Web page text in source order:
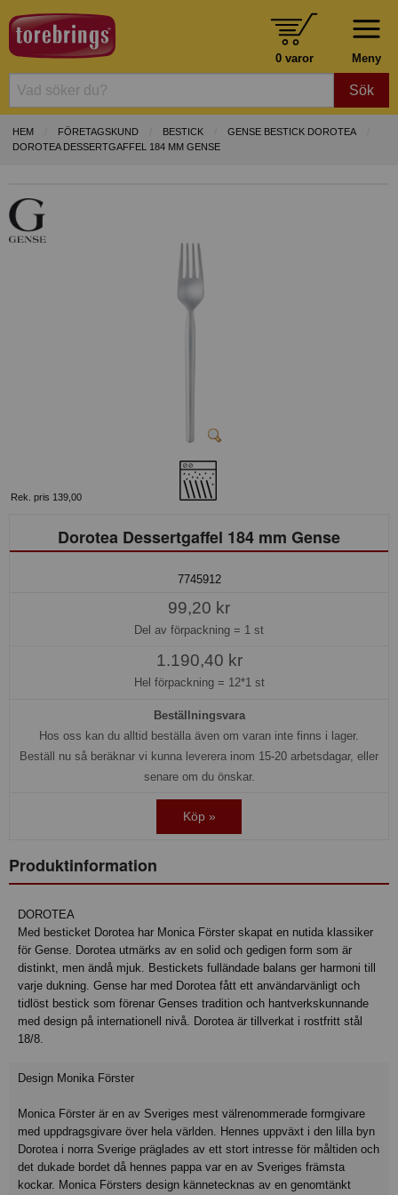
Meny
0 varor
Sök
HEM FÖRETAGSKUND BESTICK
GENSE BESTICK DOROTEA
DOROTEA DESSERTGAFFEL 184 MM GENSE
Rek. pris 139,00
Dorotea Dessertgaffel 184 mm Gense
7745912
99,20 kr
Del av förpackning = 1 st
1.190,40 kr
Hel förpackning = 12*1 st
Beställningsvara
Hos oss kan du alltid beställa även om varan inte finns i lager.
Beställ nu så beräknar vi kunna leverera inom 15-20 arbetsdagar, eller
senare om du önskar.
Köp »
Produktinformation
DOROTEA
Med besticket Dorotea har Monica Förster skapat en nutida klassiker
för Gense. Dorotea utmärks av en solid och gedigen form som är
distinkt, men ändå mjuk. Bestickets fulländade balans ger harmoni till
varje dukning. Gense har med Dorotea fått ett användarvänligt och
tidlöst bestick som förenar Genses tradition och hantverkskunnande
med design på internationell nivå. Dorotea är tillverkat i rostfritt stål
18/8.
Design Monika Förster
Monica Förster är en av Sveriges mest välrenommerade formgivare
med uppdragsgivare över hela världen. Hennes uppväxt i den lilla byn
Dorotea i norra Sverige präglades av ett stort intresse för måltiden och
det dukade bordet då hennes pappa var en av Sveriges främsta
kockar. Monica Försters design kännetecknas av en genomtänkt